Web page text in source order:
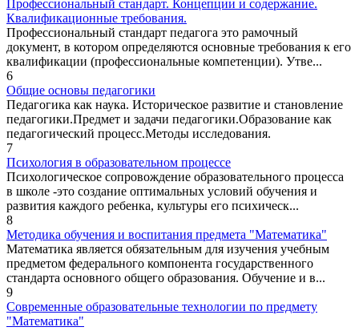
Профессиональный стандарт. Концепции и содержание.
Квалификационные требования.
Профессиональный стандарт педагога это рамочный
документ, в котором определяются основные требования к его
квалификации (профессиональные компетенции). Утве...
6
Общие основы педагогики
Педагогика как наука. Историческое развитие и становление
педагогики.Предмет и задачи педагогики.Образование как
педагогический процесс.Методы исследования.
7
Психология в образовательном процессе
Психологическое сопровождение образовательного процесса
в школе -это создание оптимальных условий обучения и
развития каждого ребенка, культуры его психическ...
8
Методика обучения и воспитания предмета "Математика"
Математика является обязательным для изучения учебным
предметом федерального компонента государственного
стандарта основного общего образования. Обучение и в...
9
Современные образовательные технологии по предмету
"Математика"